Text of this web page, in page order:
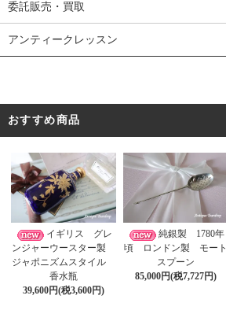
委託販売・買取
アンティークレッスン
おすすめ商品
イギリス グレ
ンジャーウースター製
ジャポニズムスタイル
香水瓶
39,600円(税3,600円)
純銀製 1780年
頃 ロンドン製 モート
スプーン
85,000円(税7,727円)